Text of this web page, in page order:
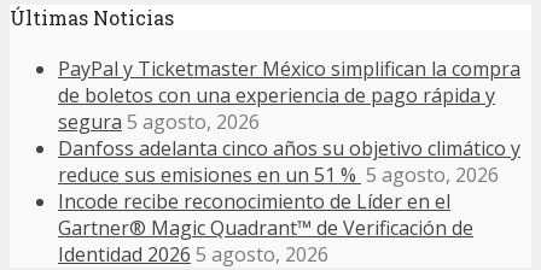
Últimas Noticias
PayPal y Ticketmaster México simplifican la compra
de boletos con una experiencia de pago rápida y
segura 5 agosto, 2026
Danfoss adelanta cinco años su objetivo climático y
reduce sus emisiones en un 51 % 5 agosto, 2026
Incode recibe reconocimiento de Líder en el
Gartner® Magic Quadrant™ de Verificación de
Identidad 2026 5 agosto, 2026